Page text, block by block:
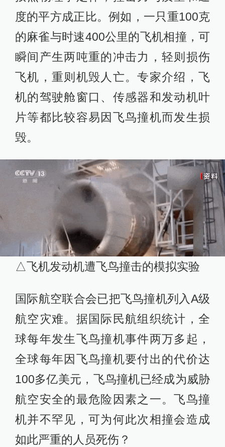
度的平方成正比。例如，一只重100克
的麻雀与时速400公里的飞机相撞，可
瞬间产生两吨重的冲击力，轻则损伤
飞机，重则机毁人亡。专家介绍，飞
机的驾驶舱窗口、传感器和发动机叶
片等都比较容易因飞鸟撞机而发生损
毁。
△飞机发动机遭飞鸟撞击的模拟实验
国际航空联合会已把飞鸟撞机列入A级
航空灾难。据国际民航组织统计，全
球每年发生飞鸟撞机事件两万多起，
全球每年因飞鸟撞机要付出的代价达
100多亿美元，飞鸟撞机已经成为威胁
航空安全的最危险因素之一。飞鸟撞
机并不罕见，可为何此次相撞会造成
如此严重的人员死伤？